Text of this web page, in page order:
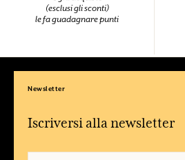
(esclusi gli sconti)
le fa guadagnare punti
Newsletter
Iscriversi alla newsletter